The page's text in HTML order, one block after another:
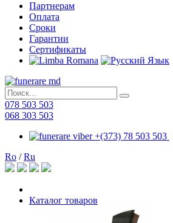
Партнерам
Оплата
Сроки
Гарантии
Сертификаты
078 503 503
068 303 503
+(373) 78 503 503
Ro /Ru
Каталог товаров